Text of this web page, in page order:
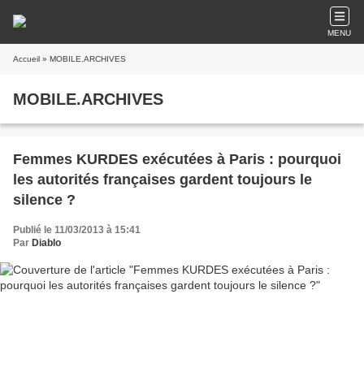
MENU
Accueil » MOBILE.ARCHIVES
MOBILE.ARCHIVES
Femmes KURDES exécutées à Paris : pourquoi
les autorités françaises gardent toujours le
silence ?
Publié le 11/03/2013 à 15:41
Par Diablo